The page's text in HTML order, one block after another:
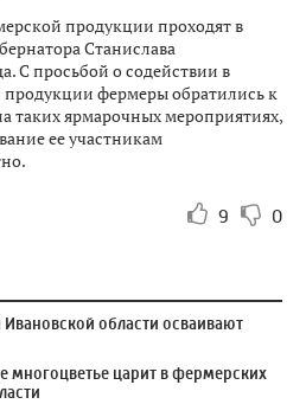
продукции проходят в
Станислава
С просьбой о содействии в
продукции фермеры обратились к
таких ярмарочных мероприятиях,
ее участникам
9 0
области осваивают
многоцветье царит в фермерских